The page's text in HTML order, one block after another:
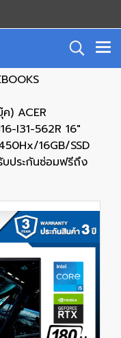
) ACER
I31-562R 16"
16GB/SSD
บประกันซ่อมฟรีถึง